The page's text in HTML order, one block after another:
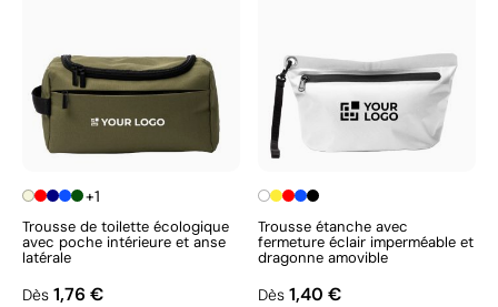
+1
Trousse de toilette écologique
avec poche intérieure et anse
latérale
Dès 1,76 €
Trousse étanche avec
fermeture éclair imperméable et
dragonne amovible
Dès 1,40 €